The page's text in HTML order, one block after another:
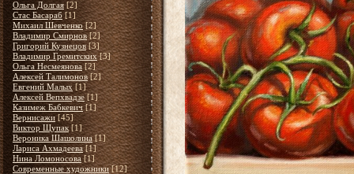
Ольга Долгая [2]
Стас Басараб [1]
Михаил Шевченко [2]
Владимир Смирнов [2]
Григорий Кузнецов [3]
Владимир Гремитских [3]
Ольга Несмеянова [2]
Алексей Талимонов [2]
Евгений Малых [1]
Алексей Вепхвадзе [1]
Казимеж Бабкевич [1]
Вернисажи [45]
Виктор Щупак [1]
Вероника Шашолина [1]
Лариса Ахмадеева [1]
Нина Ломоносова [1]
Современные художники [12]